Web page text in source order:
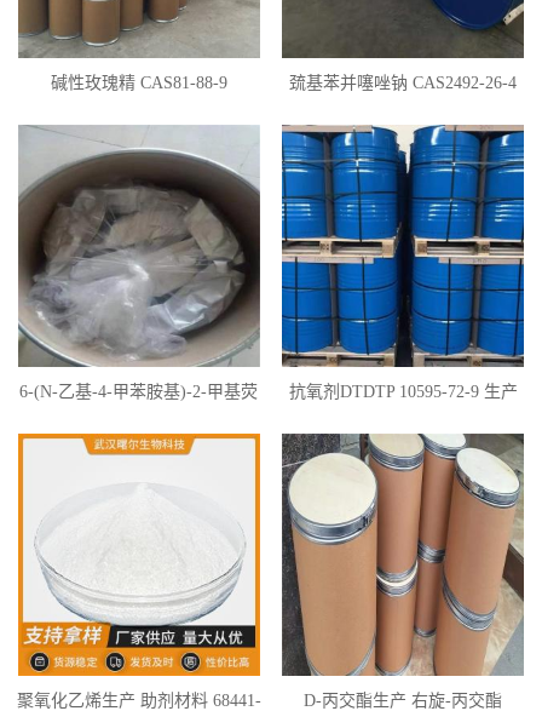
碱性玫瑰精 CAS81-88-9 巯基苯并噻唑钠 CAS2492-26-4
6-(N-乙基-4-甲苯胺基)-2-甲基荧 抗氧剂DTDTP 10595-72-9 生产
聚氧化乙烯生产 助剂材料 68441- D-丙交酯生产 右旋-丙交酯